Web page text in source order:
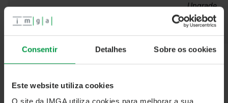
Consentir Detalhes Sobre os cookies
Este website utiliza cookies
Upgrade
(A p/ A
(high))
Scope A Positivo
22 nov
2024